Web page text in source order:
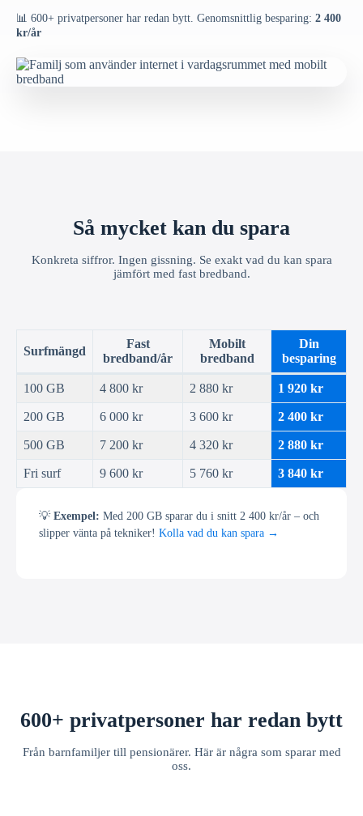
📊 600+ privatpersoner har redan bytt. Genomsnittlig besparing: 2 400
kr/år
Så mycket kan du spara
Konkreta siffror. Ingen gissning. Se exakt vad du kan spara
jämfört med fast bredband.
Surfmängd
Fast
bredband/år
Mobilt
bredband
Din
besparing
100 GB 4 800 kr 2 880 kr 1 920 kr
200 GB 6 000 kr 3 600 kr 2 400 kr
500 GB 7 200 kr 4 320 kr 2 880 kr
Fri surf 9 600 kr 5 760 kr 3 840 kr
💡Exempel: Med 200 GB sparar du i snitt 2 400 kr/år – och
slipper vänta på tekniker! Kolla vad du kan spara →
600+ privatpersoner har redan bytt
Från barnfamiljer till pensionärer. Här är några som sparar med
oss.